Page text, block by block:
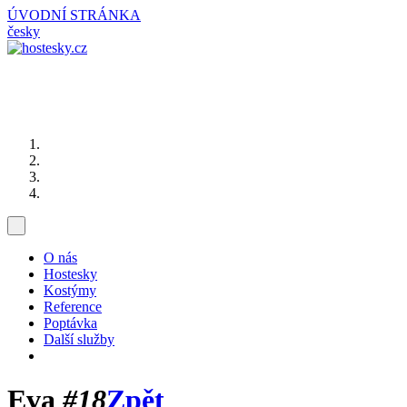
ÚVODNÍ STRÁNKA
česky
O nás
Hostesky
Kostýmy
Reference
Poptávka
Další služby
Eva #18Zpět